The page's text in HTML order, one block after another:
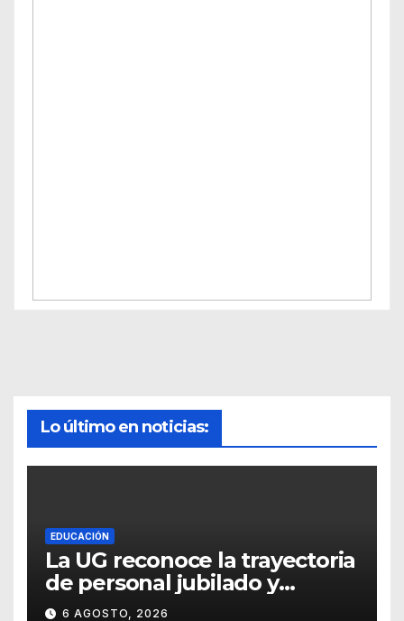
Lo último en noticias:
EDUCACIÓN
La UG reconoce la trayectoria
de personal jubilado y
agradece su legado
6 AGOSTO, 2026